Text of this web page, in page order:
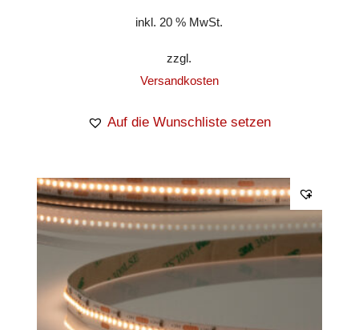
inkl. 20 % MwSt.
zzgl.
Versandkosten
Auf die Wunschliste setzen